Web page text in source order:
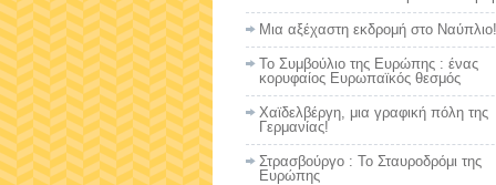
Μια αξέχαστη εκδρομή στο Ναύπλιο!
Το Συμβούλιο της Ευρώπης : ένας
κορυφαίος Ευρωπαϊκός θεσμός
Χαϊδελβέργη, μια γραφική πόλη της
Γερμανίας!
Στρασβούργο : To Σταυροδρόμι της
Ευρώπης